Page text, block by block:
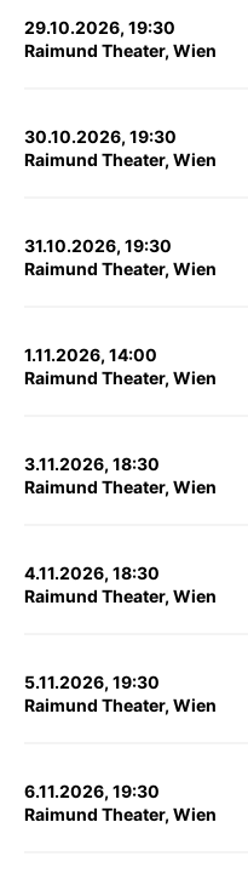
29.10.2026, 19:30
Raimund Theater, Wien
30.10.2026, 19:30
Raimund Theater, Wien
31.10.2026, 19:30
Raimund Theater, Wien
1.11.2026, 14:00
Raimund Theater, Wien
3.11.2026, 18:30
Raimund Theater, Wien
4.11.2026, 18:30
Raimund Theater, Wien
5.11.2026, 19:30
Raimund Theater, Wien
6.11.2026, 19:30
Raimund Theater, Wien